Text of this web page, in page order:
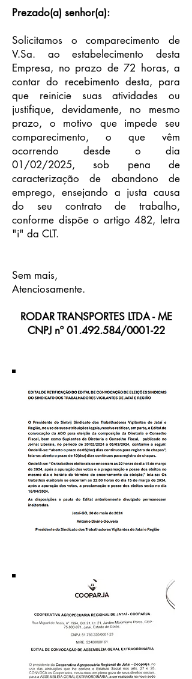
Prezado(a) senhor(a):
Solicitamos o comparecimento de
V.Sa. ao estabelecimento desta
Empresa, no prazo de 72 horas, a
contar do recebimento desta, para
que reinicie suas atividades ou
justifique, devidamente, no mesmo
prazo, o motivo que impede seu
comparecimento, o que vêm
ocorrendo desde o dia
01/02/2025, sob pena de
caracterização de abandono de
emprego, ensejando a justa causa
do seu contrato de trabalho,
conforme dispõe o artigo 482, letra
"i" da CLT.
Sem mais,
Atenciosamente.
RODAR TRANSPORTES LTDA - ME
CNPJ nº01.492.584/0001-22